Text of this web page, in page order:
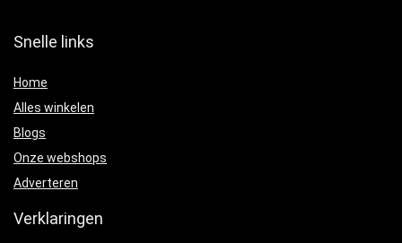
Snelle links
Home
Alles winkelen
Blogs
Onze webshops
Adverteren
Verklaringen